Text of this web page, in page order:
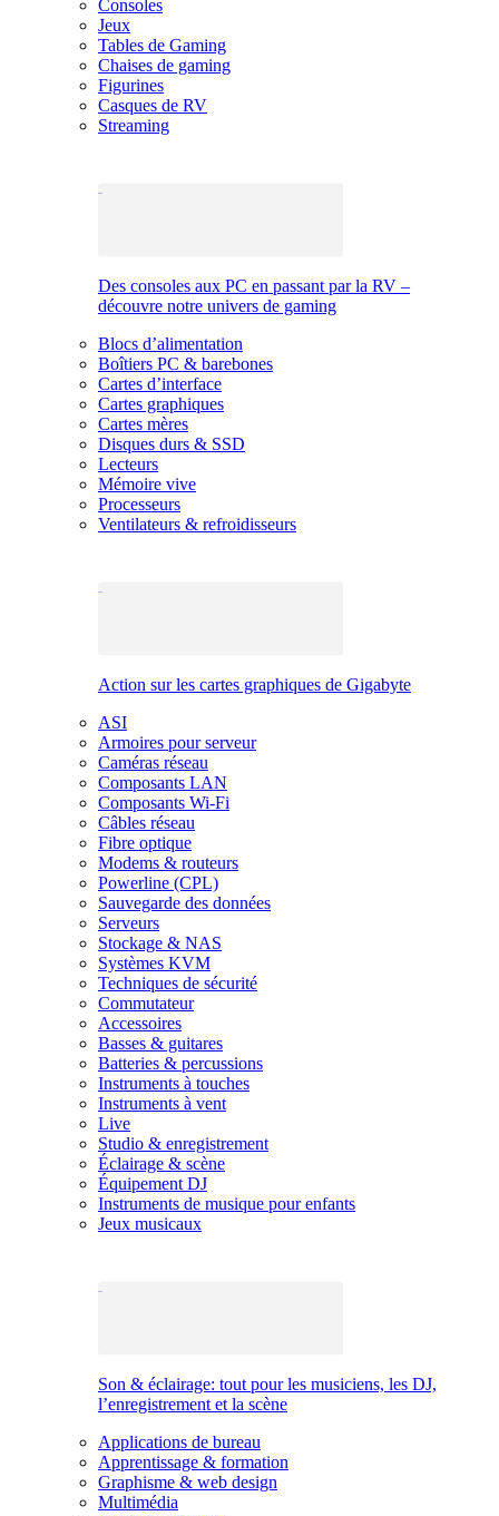
Consoles
Jeux
Tables de Gaming
Chaises de gaming
Figurines
Casques de RV
Streaming
Des consoles aux PC en passant par la RV –
découvre notre univers de gaming
Blocs d’alimentation
Boîtiers PC & barebones
Cartes d’interface
Cartes graphiques
Cartes mères
Disques durs & SSD
Lecteurs
Mémoire vive
Processeurs
Ventilateurs & refroidisseurs
Action sur les cartes graphiques de Gigabyte
ASI
Armoires pour serveur
Caméras réseau
Composants LAN
Composants Wi-Fi
Câbles réseau
Fibre optique
Modems & routeurs
Powerline (CPL)
Sauvegarde des données
Serveurs
Stockage & NAS
Systèmes KVM
Techniques de sécurité
Commutateur
Accessoires
Basses & guitares
Batteries & percussions
Instruments à touches
Instruments à vent
Live
Studio & enregistrement
Éclairage & scène
Équipement DJ
Instruments de musique pour enfants
Jeux musicaux
Son & éclairage: tout pour les musiciens, les DJ,
l’enregistrement et la scène
Applications de bureau
Apprentissage & formation
Graphisme & web design
Multimédia